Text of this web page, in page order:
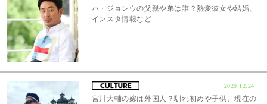
ハ・ジョンウの父親や弟は誰？熱愛彼女や結婚、
インスタ情報など
2020.12.24
宮川大輔の嫁は外国人？馴れ初めや子供、現在の